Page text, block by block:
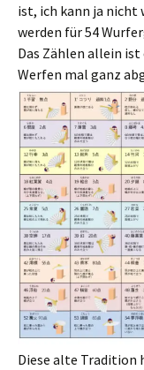
ist, ich kann ja nicht
werden für 54
Das Zählen allein
Werfen mal ganz
Diese alte Tradition